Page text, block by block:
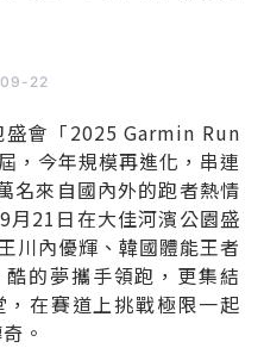
22
會「2025 Garmin Run
，今年規模再進化，串連
名來自國內外的跑者熱情
21日在大佳河濱公園盛
川內優輝、韓國體能王者
的夢攜手領跑，更集結
在賽道上挑戰極限一起
。